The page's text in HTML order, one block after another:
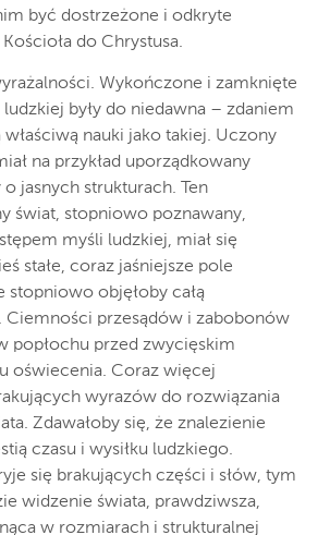
być dostrzeżone i odkryte
do Chrystusa.
Wykończone i zamknięte
były do niedawna – zdaniem
nauki jako takiej. Uczony
na przykład uporządkowany
jasnych strukturach. Ten
świat, stopniowo poznawany,
myśli ludzkiej, miał się
stałe, coraz jaśniejsze pole
stopniowo objęłoby całą
Ciemności przesądów i zabobonów
popłochu przed zwycięskim
oświecenia. Coraz więcej
wyrazów do rozwiązania
Zdawałoby się, że znalezienie
czasu i wysiłku ludzkiego.
się brakujących części i słów, tym
widzenie świata, prawdziwsza,
w rozmiarach i strukturalnej